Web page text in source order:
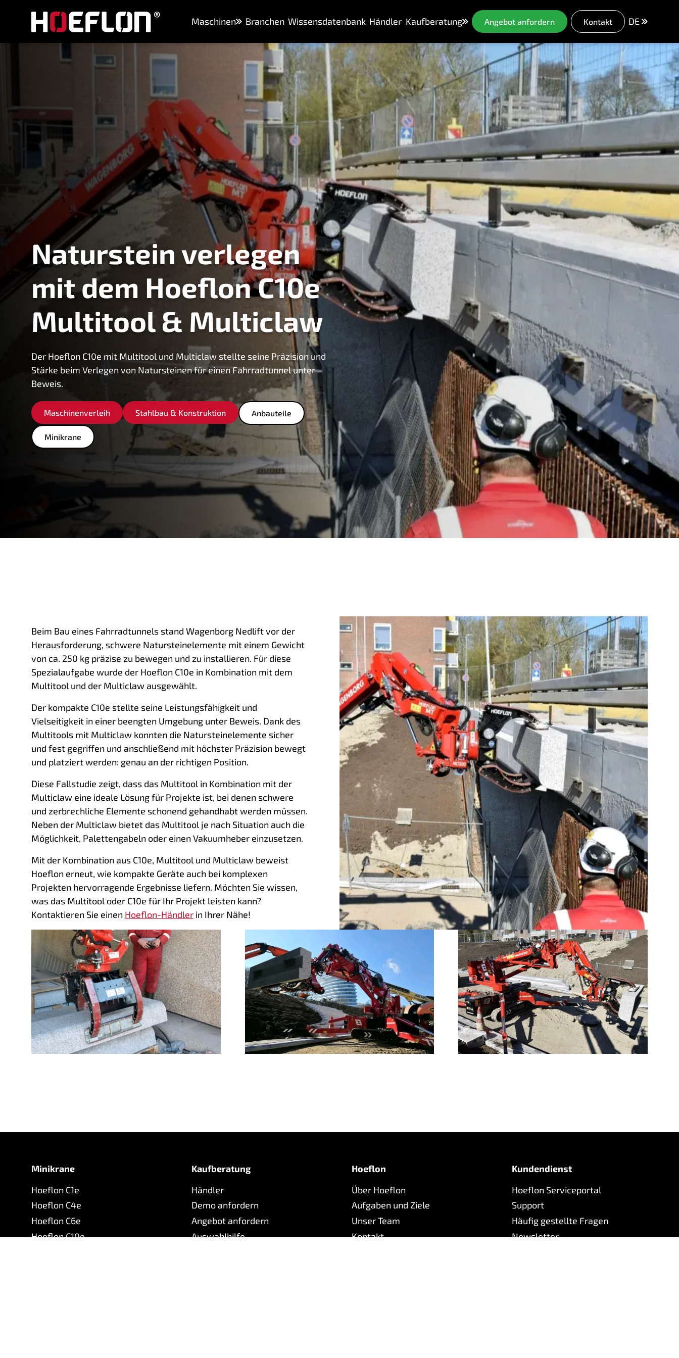
Maschinen Branchen Wissensdatenbank Händler Kaufberatung Angebot anfordern Kontakt DE
Naturstein verlegen
mit dem Hoeflon C10e
Multitool & Multiclaw
Der Hoeflon C10e mit Multitool und Multiclaw stellte seine Präzision und
Stärke beim Verlegen von Natursteinen für einen Fahrradtunnel unter
Beweis.
Maschinenverleih Stahlbau & Konstruktion Anbauteile
Minikrane
Beim Bau eines Fahrradtunnels stand Wagenborg Nedlift vor der
Herausforderung, schwere Natursteinelemente mit einem Gewicht
von ca. 250 kg präzise zu bewegen und zu installieren. Für diese
Spezialaufgabe wurde der Hoeflon C10e in Kombination mit dem
Multitool und der Multiclaw ausgewählt.
Der kompakte C10e stellte seine Leistungsfähigkeit und
Vielseitigkeit in einer beengten Umgebung unter Beweis. Dank des
Multitools mit Multiclaw konnten die Natursteinelemente sicher
und fest gegriffen und anschließend mit höchster Präzision bewegt
und platziert werden: genau an der richtigen Position.
Diese Fallstudie zeigt, dass das Multitool in Kombination mit der
Multiclaw eine ideale Lösung für Projekte ist, bei denen schwere
und zerbrechliche Elemente schonend gehandhabt werden müssen.
Neben der Multiclaw bietet das Multitool je nach Situation auch die
Möglichkeit, Palettengabeln oder einen Vakuumheber einzusetzen.
Mit der Kombination aus C10e, Multitool und Multiclaw beweist
Hoeflon erneut, wie kompakte Geräte auch bei komplexen
Projekten hervorragende Ergebnisse liefern. Möchten Sie wissen,
was das Multitool oder C10e für Ihr Projekt leisten kann?
Kontaktieren Sie einen Hoeflon-Händlerin Ihrer Nähe!
Minikrane
Hoeflon C1e
Hoeflon C4e
Hoeflon C6e
Hoeflon C10e
Kaufberatung
Händler
Demo anfordern
Angebot anfordern
Auswahlhilfe
Hoeflon
Über Hoeflon
Aufgaben und Ziele
Unser Team
Kontakt
Kundendienst
Hoeflon Serviceportal
Support
Häufig gestellte Fragen
Newsletter
Händler
Kaufberatung